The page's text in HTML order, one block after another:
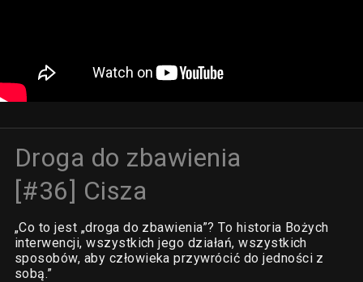
Droga do zbawienia
[#36] Cisza
„Co to jest „droga do zbawienia”? To historia Bożych
interwencji, wszystkich jego działań, wszystkich
sposobów, aby człowieka przywrócić do jedności z
sobą.”